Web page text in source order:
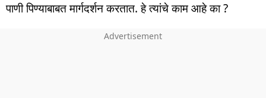
पाणी पिण्याबाबत मार्गदर्शन करतात. हे त्यांचे काम आहे का ?